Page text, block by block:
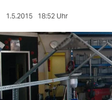
sport
berlin
nord
1.5.2015 18:52 Uhr